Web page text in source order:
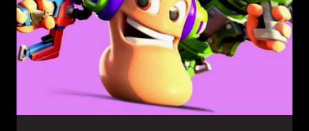
LIQUID
SWORDS